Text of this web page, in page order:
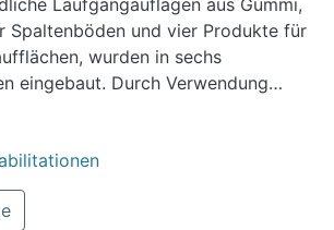
Spaltenböden und vier Produkte für
wurden in sechs
eingebaut. Durch Verwendung
der Laufflächen gemessen. Vor
neun Monate nach Einbau der
Bonitierung der Klauen aller
Diagnoseschlüssel.